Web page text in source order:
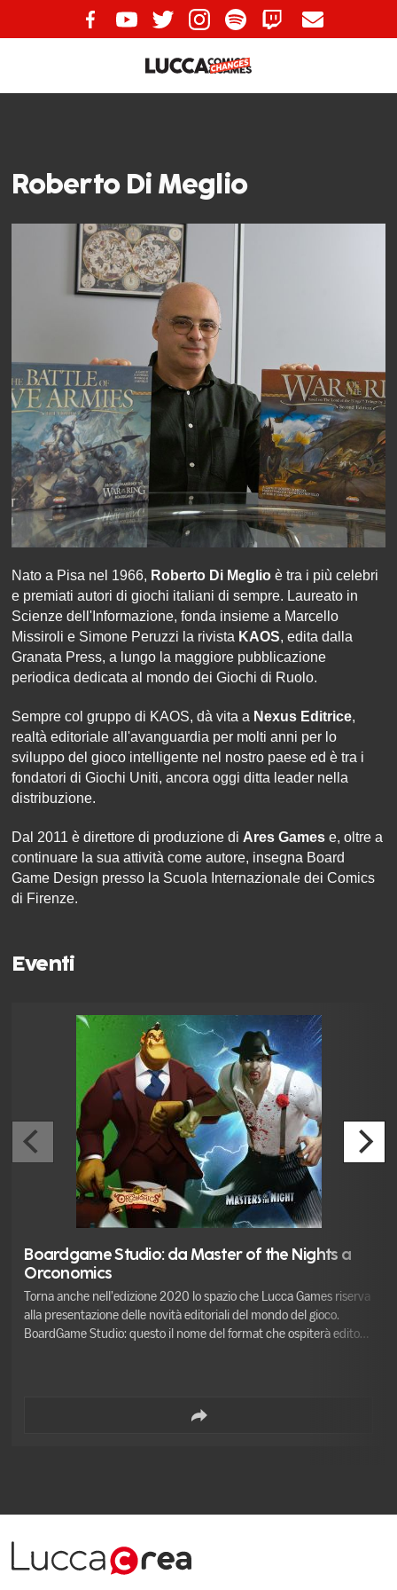
Roberto Di Meglio
Nato a Pisa nel 1966, Roberto Di Meglio è tra i più celebri
e premiati autori di giochi italiani di sempre. Laureato in
Scienze dell'Informazione, fonda insieme a Marcello
Missiroli e Simone Peruzzi la rivista KAOS, edita dalla
Granata Press, a lungo la maggiore pubblicazione
periodica dedicata al mondo dei Giochi di Ruolo.
Sempre col gruppo di KAOS, dà vita a Nexus Editrice,
realtà editoriale all'avanguardia per molti anni per lo
sviluppo del gioco intelligente nel nostro paese ed è tra i
fondatori di Giochi Uniti, ancora oggi ditta leader nella
distribuzione.
Dal 2011 è direttore di produzione di Ares Games e, oltre a
continuare la sua attività come autore, insegna Board
Game Design presso la Scuola Internazionale dei Comics
di Firenze.
Eventi
Boardgame Studio: da Master of the Nights a
Orconomics
Torna anche nell’edizione 2020 lo spazio che Lucca Games riserva
alla presentazione delle novità editoriali del mondo del gioco.
BoardGame Studio: questo il nome del format che ospiterà editori
competitivi? In un originale approccio alla tematicità, i due giochi